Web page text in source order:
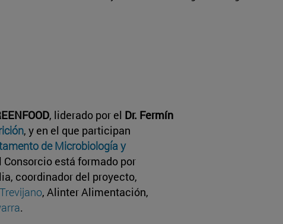
, liderado por el Dr. Fermín
, y en el que participan
de Microbiología y
está formado por
coordinador del proyecto,
, Alinter Alimentación,
.